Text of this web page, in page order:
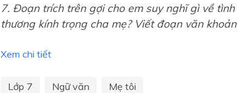
7. Đoạn trích trên gợi cho em suy nghĩ gì về
thương kính trọng cha mẹ? Viết đoạn văn
Xem chi tiết
Lớp 7 Ngữ văn Mẹ tôi